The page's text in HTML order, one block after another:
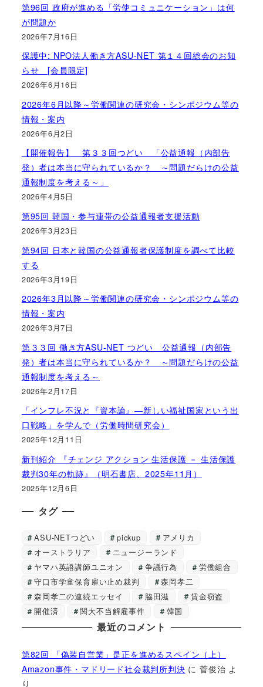
第96回 政府が進める「労使コミュニケーション」は何
が問題か
2026年7月16日
保護中: NPO法人働き方ASU-NET 第１４回総会のお知
らせ [会員限定]
2026年6月16日
2026年6月以降～労働関連の研究会・シンポジウム等の
情報・案内
2026年6月2日
【開催報告】 第３３回つどい 「公益通報（内部告
発）者は本当に守られているか？ ～問題だらけの公益
通報制度を考える～」
2026年4月5日
第95回 韓国・参与連帯の公益通報者支援活動
2026年3月23日
第94回 日本と韓国の公益通報者保護制度を調べて比較
する
2026年3月19日
2026年3月以降～労働関連の研究会・シンポジウム等の
情報・案内
2026年3月7日
第３３回 働き方ASU-NET つどい 公益通報（内部告
発）者は本当に守られているか？ ～問題だらけの公益
通報制度を考える～
2026年2月17日
「インフレ不況と『資本論』―新しい福祉国家という出
口戦略」を学んで（労働時間研究会）
2025年12月11日
新刊紹介 『チェンジ アクション 生活保護 － 生活保護
裁判30年の軌跡』（明石書店、2025年11月）
2025年12月6日
タグ
ASU-NETつどい pickup
アメリカ
オーストラリア
ニュージーランド
ヤマハ英語講師ユニオン
争議行為
労働組合
守口市学童保育雇い止め裁判
森岡孝二
森岡孝二の連続エッセイ
脇田滋
賃金窃盗
開催済
関大不当解雇事件 韓国
最近のコメント
第82回 「偽装自営業」是正を進めるスペイン（上）
Amazon事件・マドリード社会裁判所判決 に菅俊治 よ
り